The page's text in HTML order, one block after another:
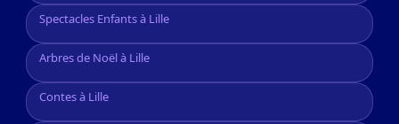
Spectacles Enfants à Lille
Arbres de Noël à Lille
Contes à Lille